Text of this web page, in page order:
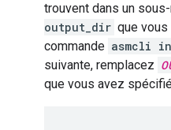
trouvent dans un
output_dir que
commande asmcli
suivante, remplacez
que vous avez